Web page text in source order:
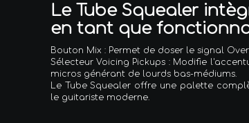
Le Tube Squealer
en tant que
Bouton Mix : Permet de doser le signal
Sélecteur Voicing Pickups : Modifie
micros générant de lourds bas-médiums.
Le Tube Squealer offre une palette
le guitariste moderne.